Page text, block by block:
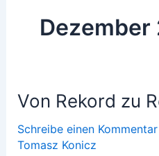
Dezember
Von Rekord zu
Schreibe einen Kommentar
Tomasz Konicz